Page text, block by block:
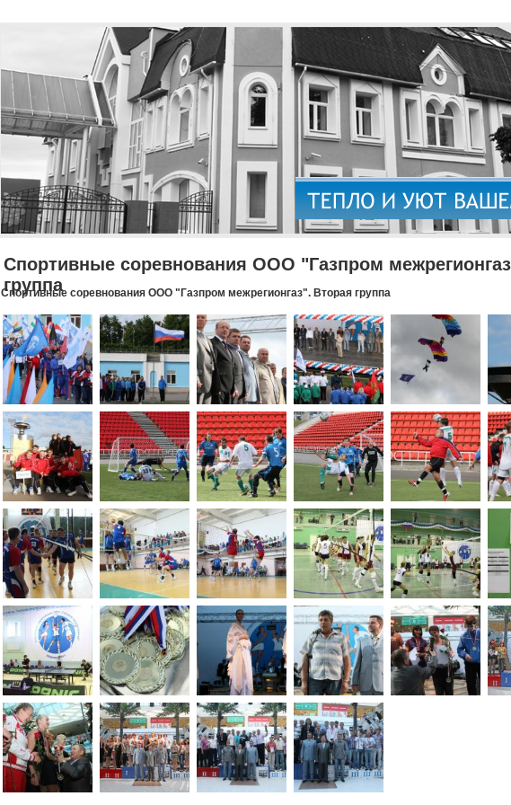
Спортивные соревнования ООО "Газпром
группа
Спортивные соревнования ООО "Газпром межрегионгаз". Вторая группа